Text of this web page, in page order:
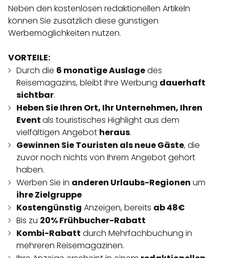
Neben den kostenlosen redaktionellen Artikeln
können Sie zusätzlich diese günstigen
Werbemöglichkeiten nutzen.
VORTEILE:
Durch die 6 monatige Auslagedes
Reisemagazins, bleibt Ihre Werbung dauerhaft
sichtbar.
Heben Sie Ihren Ort, Ihr Unternehmen, Ihren
Eventals touristisches Highlight aus dem
vielfältigen Angebot heraus.
Gewinnen Sie Touristen als neue Gäste, die
zuvor noch nichts von Ihrem Angebot gehört
haben.
Werben Sie in anderen Urlaubs-Regionen um
ihre Zielgruppe
Kostengünstig Anzeigen, bereits ab 48€
Bis zu 20% Frühbucher-Rabatt
Kombi-Rabatt durch Mehrfachbuchung in
mehreren Reisemagazinen.